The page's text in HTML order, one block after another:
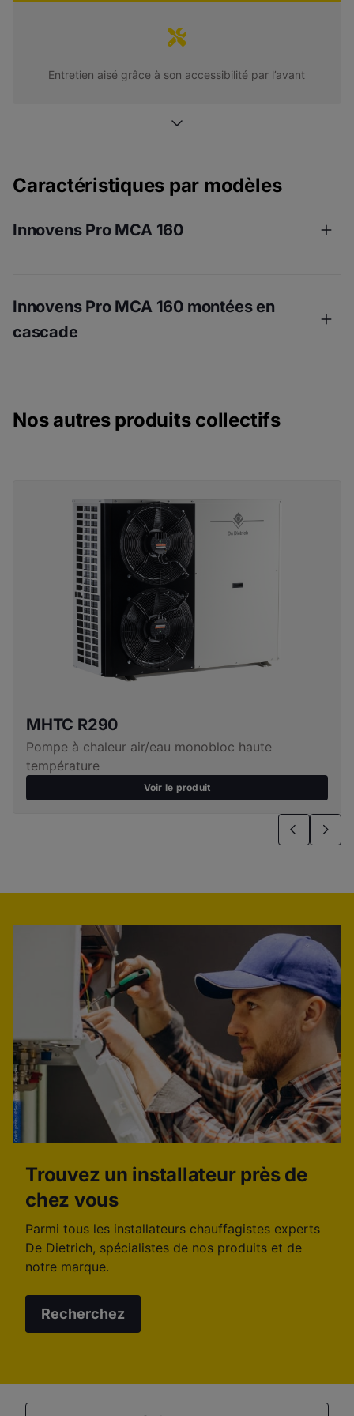
Entretien aisé grâce à son accessibilité par l’avant
Caractéristiques par modèles
Innovens Pro MCA 160
Puissance utile : de 35 à 162 kW
Énergie : tous types de gaz naturels ou propane
Dimensions : H 1045 x L 600 x P 602 mm
Régulation : au choix IniControl ou Diematic iSystem
Poids à vide : 147 kg
Raccordement :
cheminée : oui
ventouse : oui
Innovens Pro MCA 160 montées en
cascade
Puissance nominale : de 304 à 608 kW
Énergie : tous types de gaz naturels ou propane
Montage en cascade : 2 à 4 chaudières
Raccordement :
ventouse : oui
Nos autres produits collectifs
MHTC R290
Pompe à chaleur air/eau monobloc haute
température
Voir le produit
Trouvez un installateur près de
chez vous
Parmi tous les installateurs chauffagistes experts
De Dietrich, spécialistes de nos produits et de
notre marque.
Recherchez